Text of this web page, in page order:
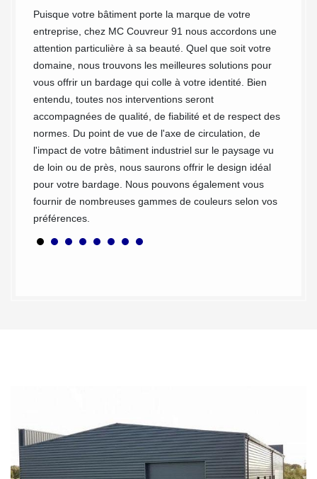
Puisque votre bâtiment porte la marque de votre
entreprise, chez MC Couvreur 91 nous accordons une
attention particulière à sa beauté. Quel que soit votre
domaine, nous trouvons les meilleures solutions pour
vous offrir un bardage qui colle à votre identité. Bien
entendu, toutes nos interventions seront
accompagnées de qualité, de fiabilité et de respect des
normes. Du point de vue de l'axe de circulation, de
l'impact de votre bâtiment industriel sur le paysage vu
de loin ou de près, nous saurons offrir le design idéal
pour votre bardage. Nous pouvons également vous
fournir de nombreuses gammes de couleurs selon vos
préférences.